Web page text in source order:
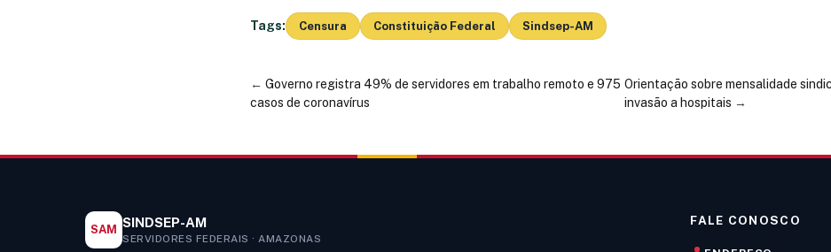
Tags: Censura Constituição Federal Sindsep-AM
← Governo registra 49% de servidores em trabalho remoto e 975
casos de coronavírus
Orientação sobre mensalidade
invasão a hospitais →
SAM SINDSEP-AM
SERVIDORES FEDERAIS · AMAZONAS
FALE CONOSCO